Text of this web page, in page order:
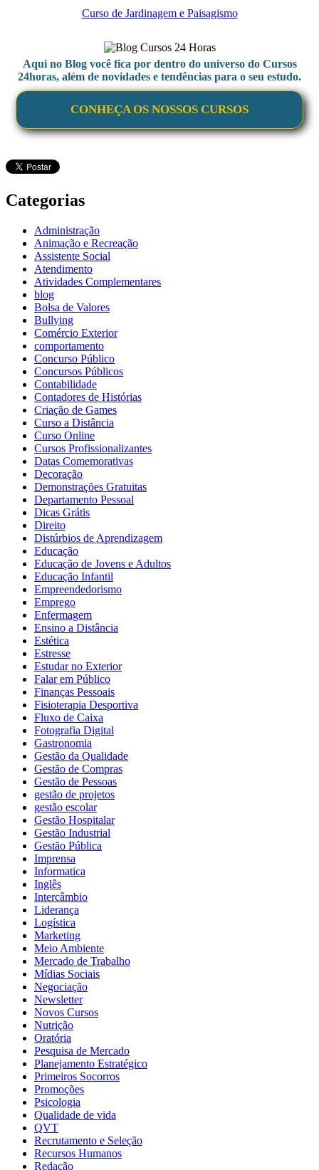
Curso de Jardinagem e Paisagismo
Aqui no Blog você fica por dentro do universo do Cursos
24horas, além de novidades e tendências para o seu estudo.
CONHEÇA OS NOSSOS CURSOS
Categorias
Administração
Animação e Recreação
Assistente Social
Atendimento
Atividades Complementares
blog
Bolsa de Valores
Bullying
Comércio Exterior
comportamento
Concurso Público
Concursos Públicos
Contabilidade
Contadores de Histórias
Criação de Games
Curso a Distância
Curso Online
Cursos Profissionalizantes
Datas Comemorativas
Decoração
Demonstrações Gratuitas
Departamento Pessoal
Dicas Grátis
Direito
Distúrbios de Aprendizagem
Educação
Educação de Jovens e Adultos
Educação Infantil
Empreendedorismo
Emprego
Enfermagem
Ensino a Distância
Estética
Estresse
Estudar no Exterior
Falar em Público
Finanças Pessoais
Fisioterapia Desportiva
Fluxo de Caixa
Fotografia Digital
Gastronomia
Gestão da Qualidade
Gestão de Compras
Gestão de Pessoas
gestão de projetos
gestão escolar
Gestão Hospitalar
Gestão Industrial
Gestão Pública
Imprensa
Informatica
Inglês
Intercâmbio
Liderança
Logística
Marketing
Meio Ambiente
Mercado de Trabalho
Mídias Sociais
Negociação
Newsletter
Novos Cursos
Nutrição
Oratória
Pesquisa de Mercado
Planejamento Estratégico
Primeiros Socorros
Promoções
Psicologia
Qualidade de vida
QVT
Recrutamento e Seleção
Recursos Humanos
Redação